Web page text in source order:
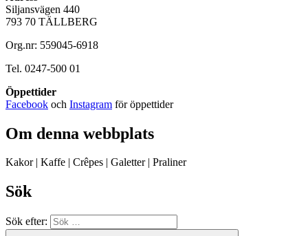
Siljansvägen 440
793 70 TÄLLBERG
Org.nr: 559045-6918
Tel. 0247-500 01
Öppettider
Facebook och Instagram för öppettider
Om denna webbplats
Kakor | Kaffe | Crêpes | Galetter | Praliner
Sök
Sök efter: